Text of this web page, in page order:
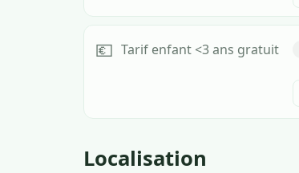
💶 Tarif enfant <3 ans gratuit
Localisation